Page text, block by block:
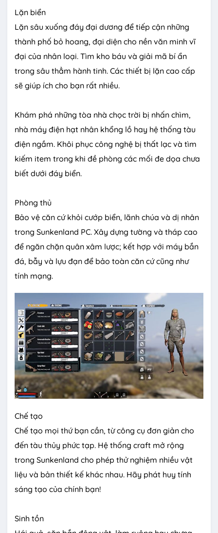
Lặn biển
Lặn sâu xuống đáy đại dương để tiếp cận những
thành phố bỏ hoang, đại diện cho nền văn minh vĩ
đại của nhân loại. Tìm kho báu và giải mã bí ẩn
trong sâu thẳm hành tinh. Các thiết bị lặn cao cấp
sẽ giúp ích cho bạn rất nhiều.
Khám phá những tòa nhà chọc trời bị nhấn chìm,
nhà máy điện hạt nhân khổng lồ hay hệ thống tàu
điện ngầm. Khôi phục công nghệ bị thất lạc và tìm
kiếm item trong khi đề phòng các mối đe dọa chưa
biết dưới đáy biển.
Phòng thủ
Bảo vệ căn cứ khỏi cướp biển, lãnh chúa và dị nhân
trong Sunkenland PC. Xây dựng tường và tháp cao
để ngăn chặn quân xâm lược; kết hợp với máy bắn
đá, bẫy và lựu đạn để bảo toàn căn cứ cũng như
tính mạng.
Chế tạo
Chế tạo mọi thứ bạn cần, từ công cụ đơn giản cho
đến tàu thủy phức tạp. Hệ thống craft mở rộng
trong Sunkenland cho phép thử nghiệm nhiều vật
liệu và bản thiết kế khác nhau. Hãy phát huy tính
sáng tạo của chính bạn!
Sinh tồn